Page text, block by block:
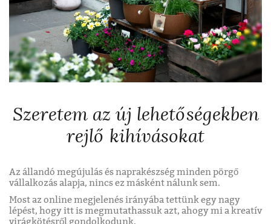
Szeretem az új lehetőségekben
rejlő kihívásokat
Az állandó megújulás és naprakészség minden pörgő
vállalkozás alapja, nincs ez másként nálunk sem.
Most az online megjelenés irányába tettünk egy nagy
lépést, hogy itt is megmutathassuk azt, ahogy mi a kreatív